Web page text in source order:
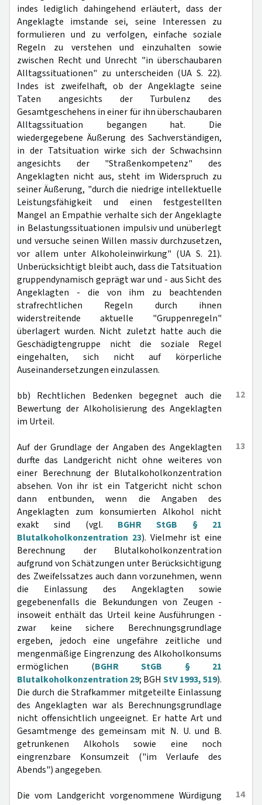
indes lediglich dahingehend erläutert, dass der
Angeklagte imstande sei, seine Interessen zu
formulieren und zu verfolgen, einfache soziale
Regeln zu verstehen und einzuhalten sowie
zwischen Recht und Unrecht "in überschaubaren
Alltagssituationen" zu unterscheiden (UA S. 22).
Indes ist zweifelhaft, ob der Angeklagte seine
Taten angesichts der Turbulenz des
Gesamtgeschehens in einer für ihn überschaubaren
Alltagssituation begangen hat. Die
wiedergegebene Äußerung des Sachverständigen,
in der Tatsituation wirke sich der Schwachsinn
angesichts der "Straßenkompetenz" des
Angeklagten nicht aus, steht im Widerspruch zu
seiner Äußerung, "durch die niedrige intellektuelle
Leistungsfähigkeit und einen festgestellten
Mangel an Empathie verhalte sich der Angeklagte
in Belastungssituationen impulsiv und unüberlegt
und versuche seinen Willen massiv durchzusetzen,
vor allem unter Alkoholeinwirkung" (UA S. 21).
Unberücksichtigt bleibt auch, dass die Tatsituation
gruppendynamisch geprägt war und - aus Sicht des
Angeklagten - die von ihm zu beachtenden
strafrechtlichen Regeln durch ihnen
widerstreitende aktuelle "Gruppenregeln"
überlagert wurden. Nicht zuletzt hatte auch die
Geschädigtengruppe nicht die soziale Regel
eingehalten, sich nicht auf körperliche
Auseinandersetzungen einzulassen.
12
bb) Rechtlichen Bedenken begegnet auch die
Bewertung der Alkoholisierung des Angeklagten
im Urteil.
13
Auf der Grundlage der Angaben des Angeklagten
durfte das Landgericht nicht ohne weiteres von
einer Berechnung der Blutalkoholkonzentration
absehen. Von ihr ist ein Tatgericht nicht schon
dann entbunden, wenn die Angaben des
Angeklagten zum konsumierten Alkohol nicht
exakt sind (vgl. BGHR StGB § 21
Blutalkoholkonzentration 23). Vielmehr ist eine
Berechnung der Blutalkoholkonzentration
aufgrund von Schätzungen unter Berücksichtigung
des Zweifelssatzes auch dann vorzunehmen, wenn
die Einlassung des Angeklagten sowie
gegebenenfalls die Bekundungen von Zeugen -
insoweit enthält das Urteil keine Ausführungen -
zwar keine sichere Berechnungsgrundlage
ergeben, jedoch eine ungefähre zeitliche und
mengenmäßige Eingrenzung des Alkoholkonsums
ermöglichen (BGHR StGB § 21
Blutalkoholkonzentration 29; BGH StV 1993, 519).
Die durch die Strafkammer mitgeteilte Einlassung
des Angeklagten war als Berechnungsgrundlage
nicht offensichtlich ungeeignet. Er hatte Art und
Gesamtmenge des gemeinsam mit N. U. und B.
getrunkenen Alkohols sowie eine noch
eingrenzbare Konsumzeit ("im Verlaufe des
Abends") angegeben.
14
Die vom Landgericht vorgenommene Würdigung